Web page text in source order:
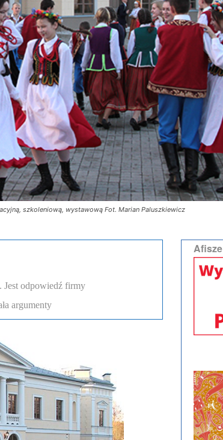
szkoleniową, wystawową Fot. Marian Paluszkiewicz
Jest odpowiedź firmy
argumenty
Afisze